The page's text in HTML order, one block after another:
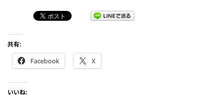
共有:
Facebook X
いいね: